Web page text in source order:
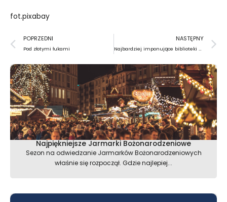
fot.pixabay
Prev
POPRZEDNI
Pod złotymi łukami
NASTĘPNY
Najbardziej imponujące biblioteki w Europie
Najpiękniejsze Jarmarki Bożonarodzeniowe
Sezon na odwiedzanie Jarmarków Bożonarodzeniowych
właśnie się rozpoczął. Gdzie najlepiej...